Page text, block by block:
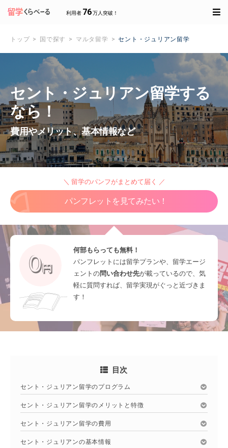
利用者 76万人突破！
トップ 国で探す マルタ留学 セント・ジュリアン留学
セント・ジュリアン留学する
なら！
費用やメリット、基本情報など
＼ 留学のパンフがまとめて届く ／
パンフレットを見てみたい！
何部もらっても無料！
パンフレットには留学プランや、留学エージ
ェントの問い合わせ先が載っているので、気
軽に質問すれば、留学実現がぐっと近づきま
す！
目次
セント・ジュリアン留学のプログラム
セント・ジュリアン留学のメリットと特徴
セント・ジュリアン留学の費用
セント・ジュリアンの基本情報